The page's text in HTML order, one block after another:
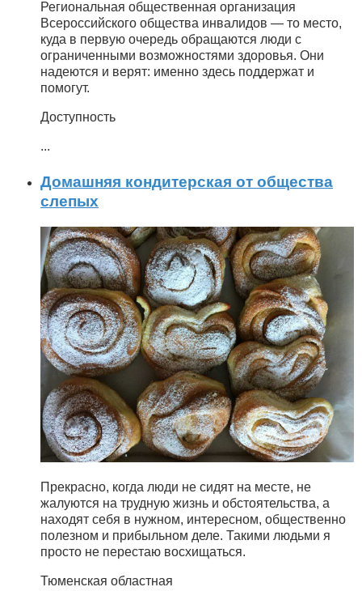
Региональная общественная организация
Всероссийского общества инвалидов — то место,
куда в первую очередь обращаются люди с
ограниченными возможностями здоровья. Они
надеются и верят: именно здесь поддержат и
помогут.
Доступность
...
Домашняя кондитерская от общества
слепых
Прекрасно, когда люди не сидят на месте, не
жалуются на трудную жизнь и обстоятельства, а
находят себя в нужном, интересном, общественно
полезном и прибыльном деле. Такими людьми я
просто не перестаю восхищаться.
Тюменская областная